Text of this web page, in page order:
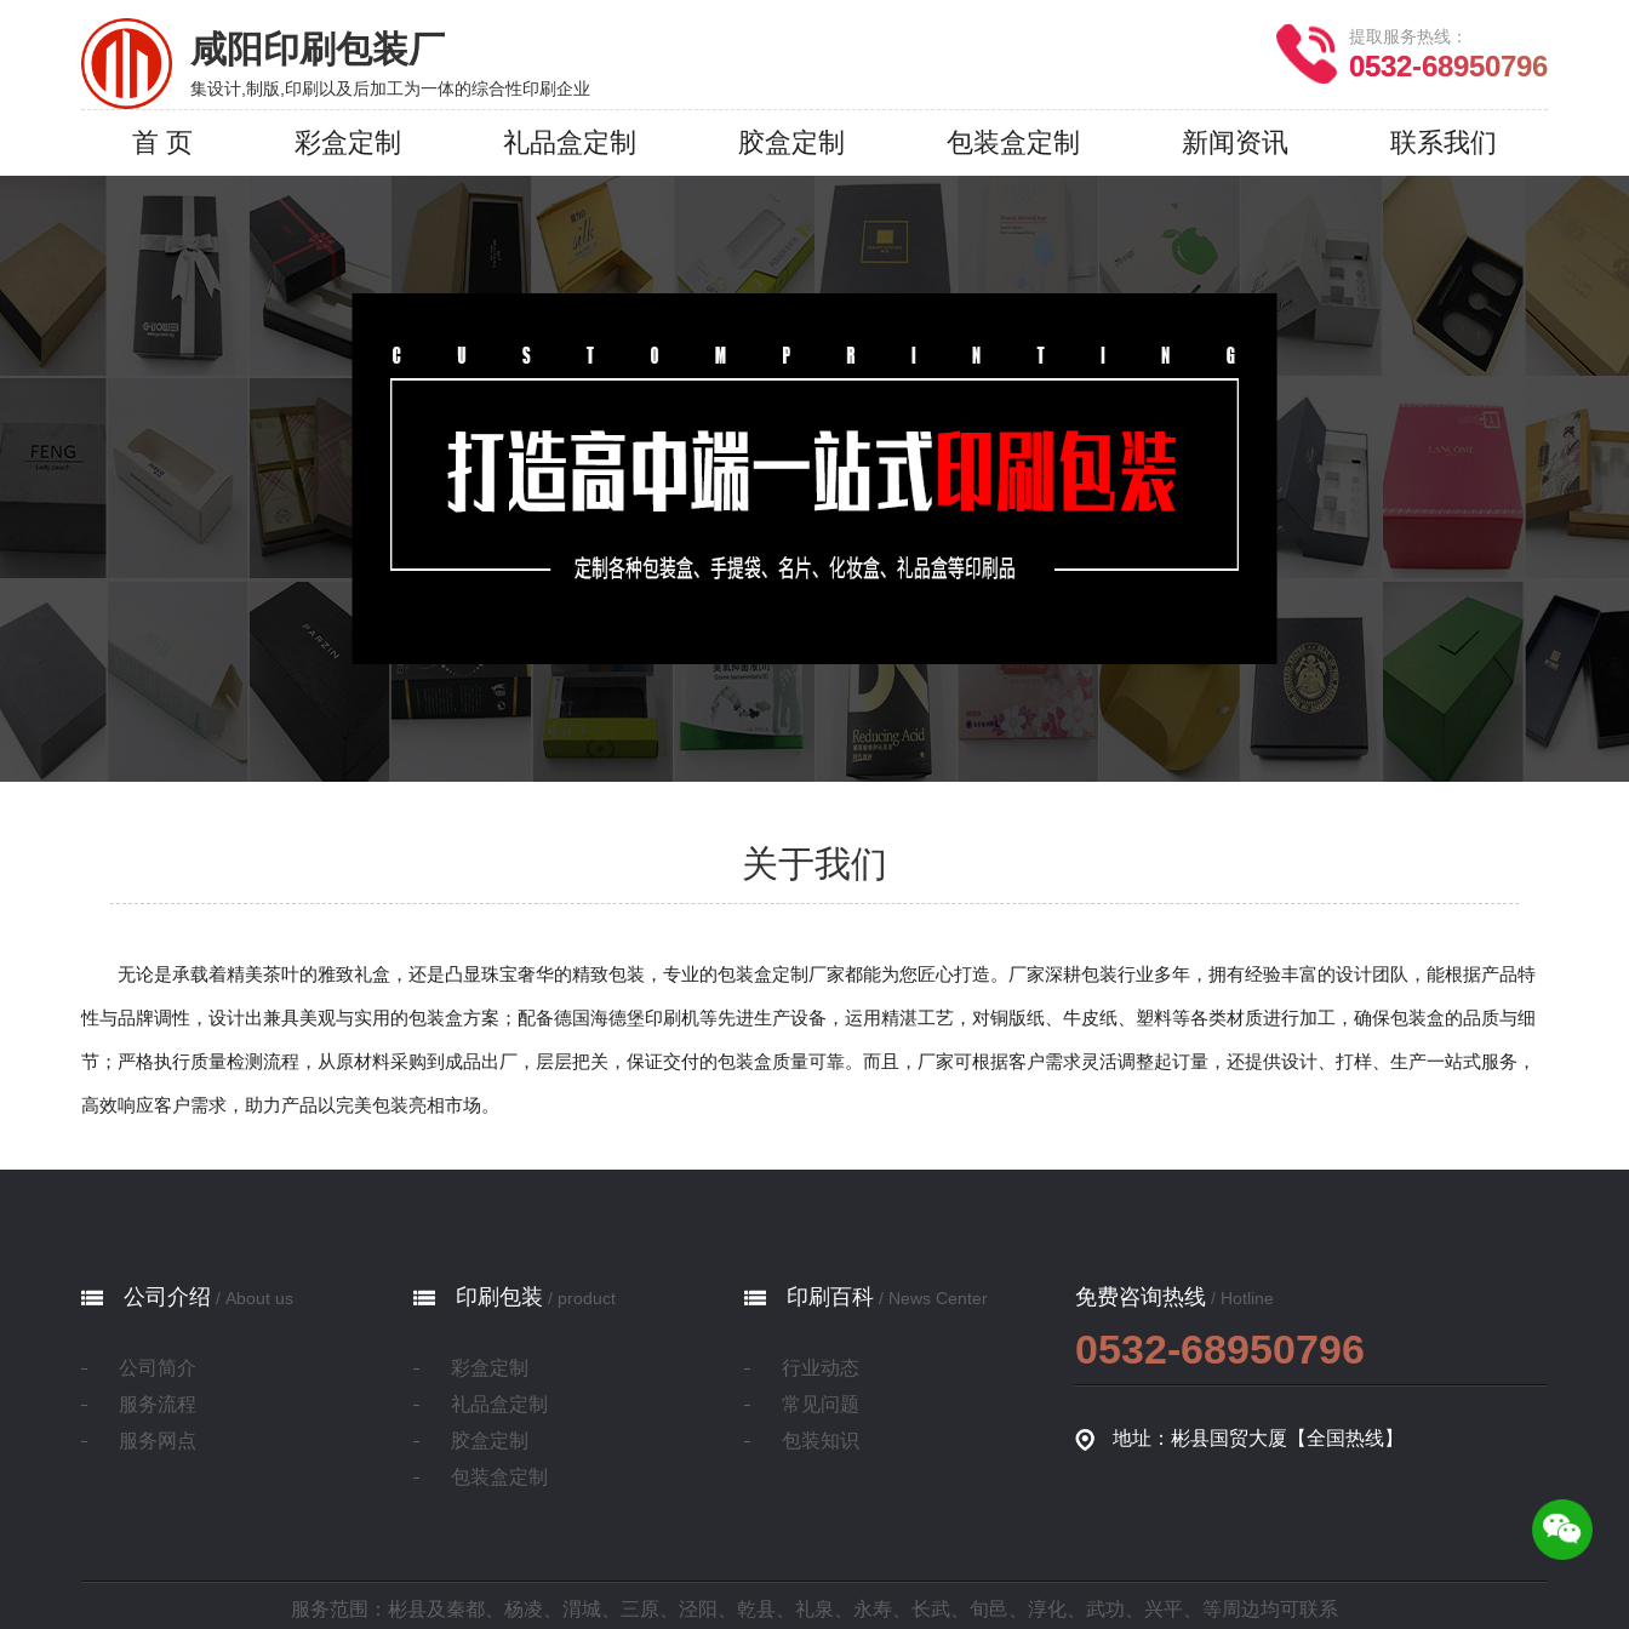
咸阳印刷包装厂
集设计,制版,印刷以及后加工为一体的综合性印刷企业
提取服务热线：
0532-68950796
首 页 彩盒定制 礼品盒定制 胶盒定制 包装盒定制 新闻资讯 联系我们
关于我们
无论是承载着精美茶叶的雅致礼盒，还是凸显珠宝奢华的精致包装，专业的包装盒定制厂家都能为您匠心打造。厂家深耕包装行业多年，拥有经验丰富的设计团队，能根据产品特
性与品牌调性，设计出兼具美观与实用的包装盒方案；配备德国海德堡印刷机等先进生产设备，运用精湛工艺，对铜版纸、牛皮纸、塑料等各类材质进行加工，确保包装盒的品质与细
节；严格执行质量检测流程，从原材料采购到成品出厂，层层把关，保证交付的包装盒质量可靠。而且，厂家可根据客户需求灵活调整起订量，还提供设计、打样、生产一站式服务，
高效响应客户需求，助力产品以完美包装亮相市场。
免费咨询热线 / Hotline
0532-68950796
地址：彬县国贸大厦【全国热线】
公司介绍 / About us
公司简介
服务流程
服务网点
印刷包装 / product
彩盒定制
礼品盒定制
胶盒定制
包装盒定制
印刷百科/ News Center
行业动态
常见问题
包装知识
服务范围：彬县及 秦都 杨凌 渭城 三原 泾阳 乾县 礼泉 永寿 长武 旬邑 淳化 武功 兴平 、等周边均可联系